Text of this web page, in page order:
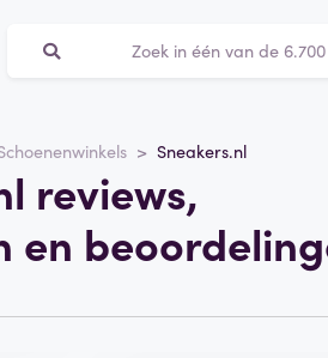
Sneakers.nl
reviews,
en